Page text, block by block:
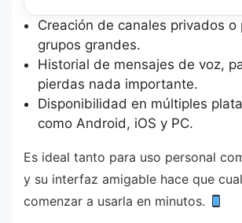
Creación de canales privados o
grupos grandes.
Historial de mensajes de voz,
pierdas nada importante.
Disponibilidad en múltiples
como Android, iOS y PC.
Es ideal tanto para uso personal
y su interfaz amigable hace que
comenzar a usarla en minutos.